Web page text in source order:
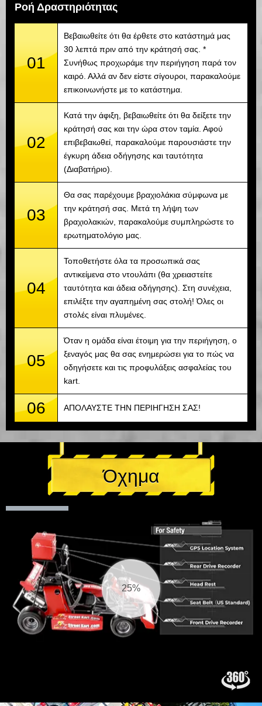
Ροή Δραστηριότητας
01
Βεβαιωθείτε ότι θα έρθετε στο κατάστημά μας
30 λεπτά πριν από την κράτησή σας. *
Συνήθως προχωράμε την περιήγηση παρά τον
καιρό. Αλλά αν δεν είστε σίγουροι, παρακαλούμε
επικοινωνήστε με το κατάστημα.
02
Κατά την άφιξη, βεβαιωθείτε ότι θα δείξετε την
κράτησή σας και την ώρα στον ταμία. Αφού
επιβεβαιωθεί, παρακαλούμε παρουσιάστε την
έγκυρη άδεια οδήγησης και ταυτότητα
(Διαβατήριο).
03
Θα σας παρέχουμε βραχιολάκια σύμφωνα με
την κράτησή σας. Μετά τη λήψη των
βραχιολακιών, παρακαλούμε συμπληρώστε το
ερωτηματολόγιο μας.
04
Τοποθετήστε όλα τα προσωπικά σας
αντικείμενα στο ντουλάπι (θα χρειαστείτε
ταυτότητα και άδεια οδήγησης). Στη συνέχεια,
επιλέξτε την αγαπημένη σας στολή! Όλες οι
στολές είναι πλυμένες.
05
Όταν η ομάδα είναι έτοιμη για την περιήγηση, ο
ξεναγός μας θα σας ενημερώσει για το πώς να
οδηγήσετε και τις προφυλάξεις ασφαλείας του
kart.
06 ΑΠΟΛΑΥΣΤΕ ΤΗΝ ΠΕΡΙΗΓΗΣΗ ΣΑΣ!
Όχημα
25%